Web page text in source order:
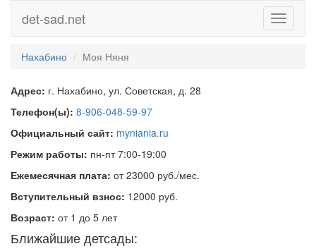
Toggle
det-sad.net
Нахабино Моя Няня
Адрес: г. Нахабино, ул. Советская, д. 28
Телефон(ы): 8-906-048-59-97
Официальный сайт: myniania.ru
Режим работы: пн-пт 7:00-19:00
Ежемесячная плата: от 23000 руб./мес.
Вступительный взнос: 12000 руб.
Возраст: от 1 до 5 лет
Ближайшие детсады: